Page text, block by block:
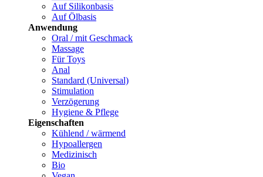
Auf Silikonbasis
Auf Ölbasis
Anwendung
Oral / mit Geschmack
Massage
Für Toys
Anal
Standard (Universal)
Stimulation
Verzögerung
Hygiene & Pflege
Eigenschaften
Kühlend / wärmend
Hypoallergen
Medizinisch
Bio